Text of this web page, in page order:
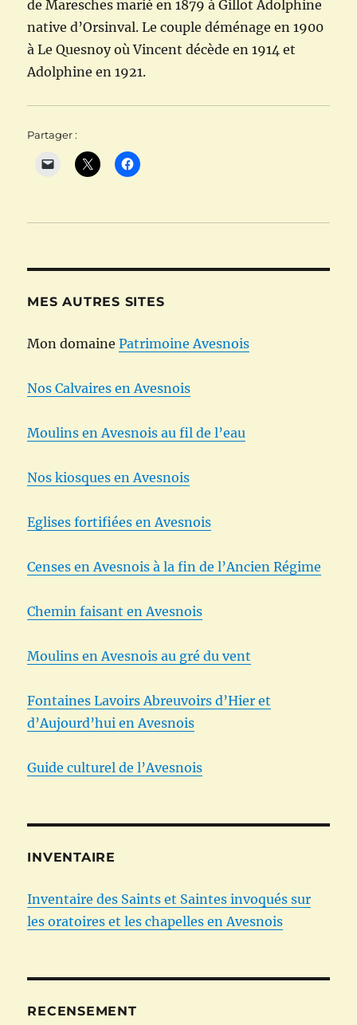
de Maresches marié en 1879 à Gillot Adolphine
native d’Orsinval. Le couple déménage en 1900
à Le Quesnoy où Vincent décède en 1914 et
Adolphine en 1921.
Partager :
MES AUTRES SITES
Mon domainePatrimoine Avesnois
Nos Calvaires en Avesnois
Moulins en Avesnois au fil de l’eau
Nos kiosques en Avesnois
Eglises fortifiées en Avesnois
Censes en Avesnois à la fin de l’Ancien Régime
Chemin faisant en Avesnois
Moulins en Avesnois au gré du vent
Fontaines Lavoirs Abreuvoirs d’Hier et
d’Aujourd’hui en Avesnois
Guide culturel de l’Avesnois
INVENTAIRE
Inventaire des Saints et Saintes invoqués sur
les oratoires et les chapelles en Avesnois
RECENSEMENT